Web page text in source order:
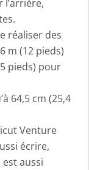
l’arrière,
réaliser des
m (12 pieds)
pieds) pour
64,5 cm (25,4
Venture
écrire,
aussi